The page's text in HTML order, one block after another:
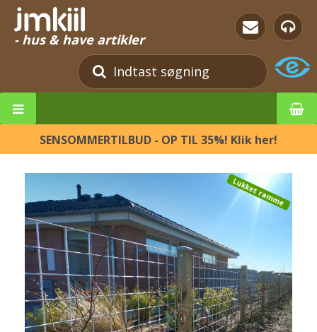
- hus & have artikler
SENSOMMERTILBUD - OP TIL 35%! Klik her!
Lukket ramme